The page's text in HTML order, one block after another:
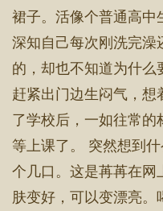
裙子。活像个普通高中
深知自己每次刚洗完澡
的，却也不知道为什么
赶紧出门边生闷气，想
了学校后，一如往常的
等上课了。 突然想到
个几口。这是苒苒在网
肤变好，可以变漂亮。